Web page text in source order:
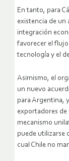
En tanto, para
existencia de
integración
favorecer el
tecnología y el
Asimismo, el
un nuevo
para Argentina,
exportadores de
mecanismo
puede utilizarse
cual Chile no